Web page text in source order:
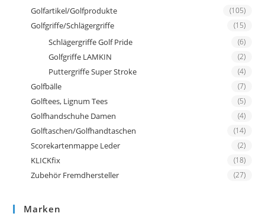
Golfartikel/Golfprodukte (105)
Golfgriffe/Schlägergriffe (15)
Schlägergriffe Golf Pride (6)
Golfgriffe LAMKIN (2)
Puttergriffe Super Stroke (4)
Golfbälle (7)
Golftees, Lignum Tees (5)
Golfhandschuhe Damen (4)
Golftaschen/Golfhandtaschen (14)
Scorekartenmappe Leder (2)
KLICKfix (18)
Zubehör Fremdhersteller (27)
Marken